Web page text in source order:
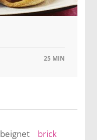
25 MIN
beignet brick